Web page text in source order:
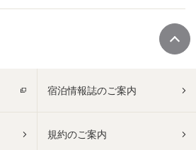
宿泊情報誌のご案内
規約のご案内